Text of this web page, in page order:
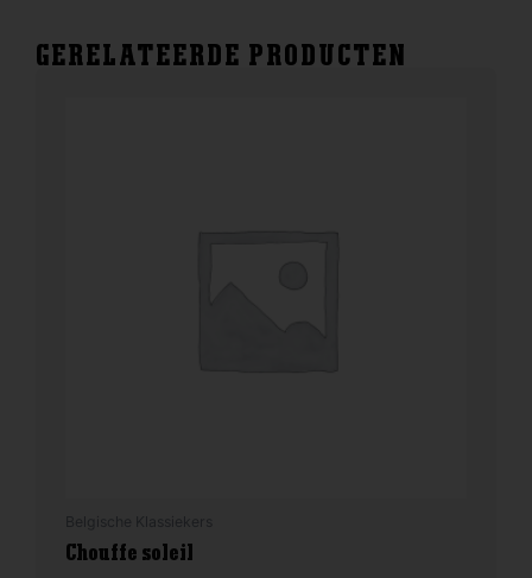
GERELATEERDE PRODUCTEN
Chouffe soleil